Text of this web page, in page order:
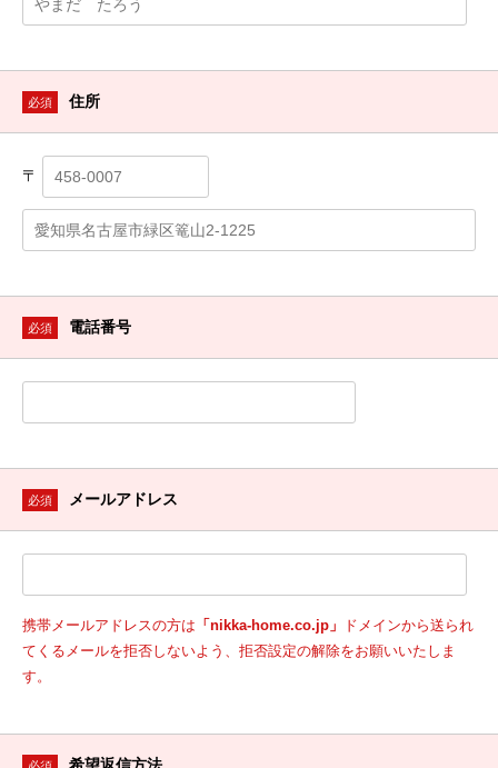
必須 住所
〒
必須 電話番号
必須 メールアドレス
携帯メールアドレスの方は 「nikka-home.co.jp」
ドメインから送られ
てくるメールを拒否しないよう、拒否設定の解除をお願いいたしま
す。